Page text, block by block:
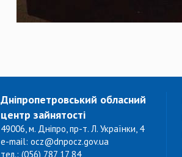
Дніпропетровський обласний
центр зайнятості
49006, м. Дніпро, пр-т. Л. Українки, 4
e-mail: ocz@dnpocz.gov.ua
тел.: (056) 787 17 84